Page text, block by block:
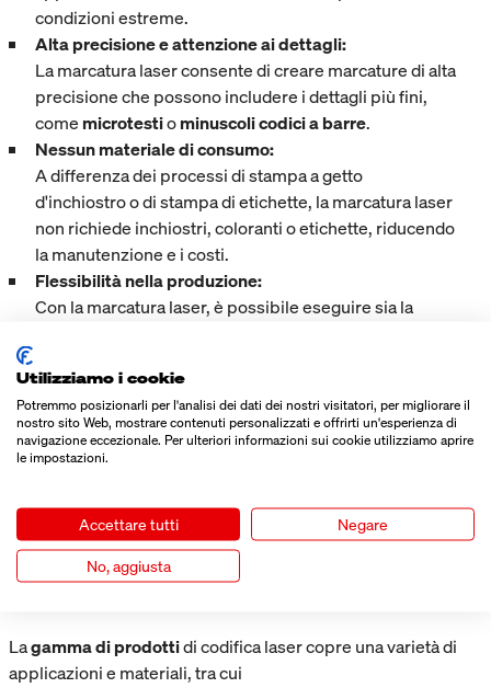
condizioni estreme.
Alta precisione e attenzione ai dettagli:
La marcatura laser consente di creare marcature di alta
precisione che possono includere i dettagli più fini,
come microtestiominuscoli codici a barre.
Nessun materiale di consumo:
A differenza dei processi di stampa a getto
d'inchiostro o di stampa di etichette, la marcatura laser
non richiede inchiostri, coloranti o etichette, riducendo
la manutenzione e i costi.
Flessibilità nella produzione:
Con la marcatura laser, è possibile eseguire sia la
ed efficienti, con velocità e movimenti diversi.
Rispettosa dell'ambiente:
Poiché non vengono utilizzati prodotti chimici o
materiali di consumo come inchiostro o etichette, la
meno rifiuti.
GAMMA DI PRODOTTI DI CODIFICA
Lagamma di prodottidi codifica laser copre una varietà di
applicazioni e materiali, tra cui
Utilizziamo i cookie
Potremmo posizionarli per l'analisi dei dati dei nostri visitatori, per migliorare il
nostro sito Web, mostrare contenuti personalizzati e offrirti un'esperienza di
navigazione eccezionale. Per ulteriori informazioni sui cookie utilizziamo aprire
le impostazioni.
Accettare tutti Negare
No, aggiusta